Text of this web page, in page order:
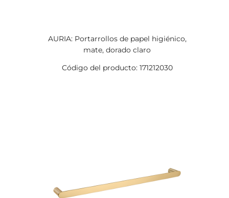
AURIA: Portarrollos de papel higiénico,
mate, dorado claro
Código del producto: 171212030